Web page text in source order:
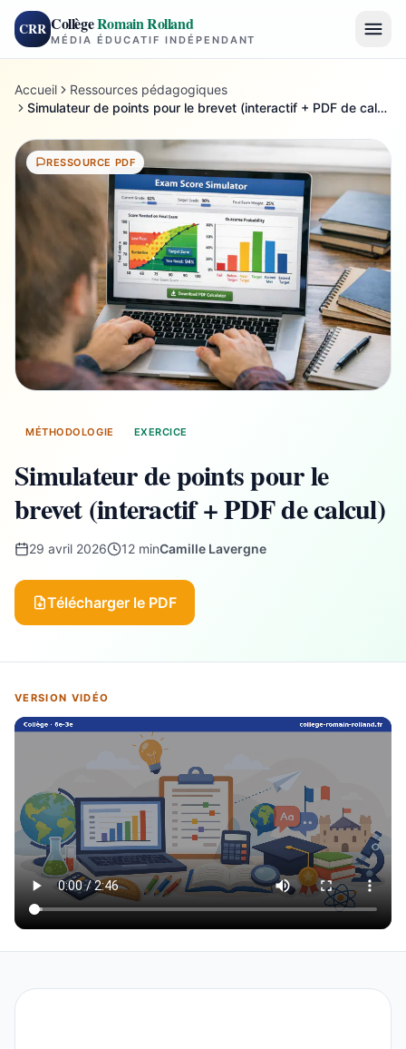
CRR CollègeRomain Rolland
MÉDIA ÉDUCATIF INDÉPENDANT
Accueil
Ressources pédagogiques
Simulateur de points pour le brevet (interactif + PDF de calcul)
RESSOURCE PDF
MÉTHODOLOGIE EXERCICE
Simulateur de points pour le
brevet (interactif + PDF de calcul)
29 avril 2026 12 minCamille Lavergne
Télécharger le PDF
VERSION VIDÉO